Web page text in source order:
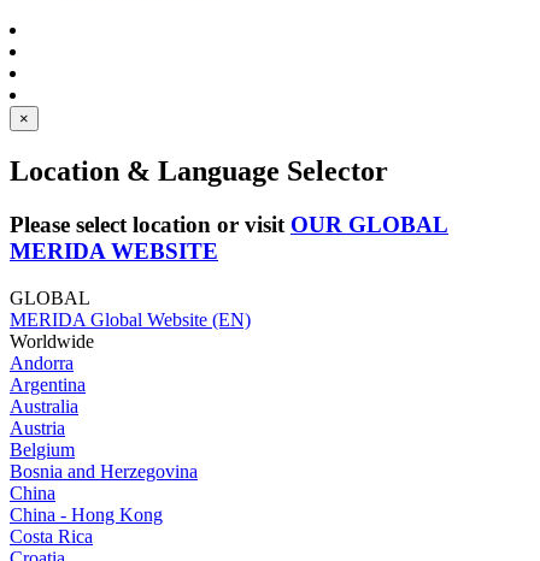
×
Location & Language Selector
Please select location or visit OUR GLOBAL
MERIDA WEBSITE
GLOBAL
MERIDA Global Website (EN)
Worldwide
Andorra
Argentina
Australia
Austria
Belgium
Bosnia and Herzegovina
China
China - Hong Kong
Costa Rica